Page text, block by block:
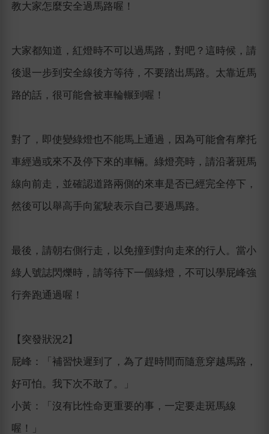
教大家怎麼安全過馬路喔！
大家都知道，紅燈時不可以過馬路，對吧？這時候，請
後退一步到安全線後方等待，不要踏出馬路。太靠近馬
路的話，很可能會被車輪輾到喔！
對了，即使變綠燈也不能馬上通過，因為可能會有摩托
車經過或來不及停下來的車輛。綠燈亮時，請沿著斑馬
線向前走，並確認道路兩側的來車是否已經完全停下，
然後可以舉高手向駕駛表示自己要過馬路。
最後，請朝右側行走，以免撞到對向走來的行人。當小
綠人號誌閃爍時，請等待下一個綠燈，不可以學屁峰強
行奔跑通過喔！
【突發狀況2】
屁峰：「補習快遲到了，為了趕時間而隨意穿越馬路，
好可怕。我下次不敢了。」
小黃：「沒有比性命更重要的事，一定要走斑馬線
喔！」